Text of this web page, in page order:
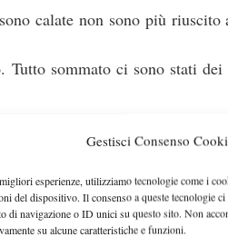
Gestisci Consenso
esperienze, utilizziamo tecnologie come i
del dispositivo. Il consenso a queste tecnologie
di navigazione o ID unici su questo sito. Non
su alcune caratteristiche e funzioni.
calate non sono più
Tutto sommato ci sono stati